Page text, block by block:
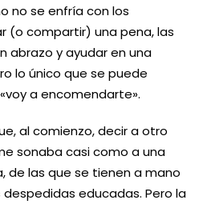
no se enfría con los
(o compartir) una pena, las
abrazo y ayudar en una
lo único que se puede
a encomendarte».
al comienzo, decir a otro
sonaba casi como a una
de las que se tienen a mano
educadas. Pero la